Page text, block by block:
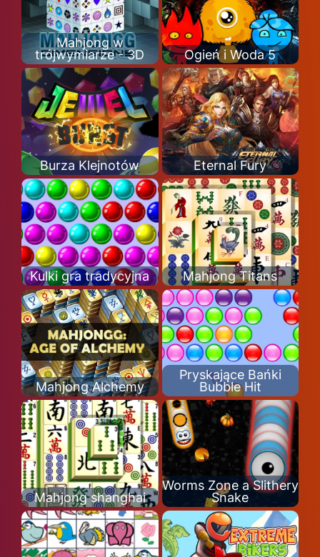
Mahjong w
trójwymiarze - 3D
Ogień i Woda 5
Burza Klejnotów Eternal Fury
Kulki gra tradycyjna Mahjong Titans
Mahjong Alchemy
Pryskające Bańki
Bubble Hit
Mahjong shanghai
Worms Zone a Slithery
Snake